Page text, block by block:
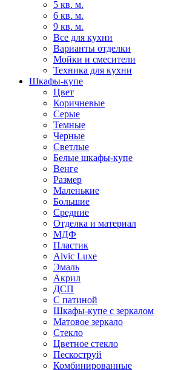
5 кв. м.
6 кв. м.
9 кв. м.
Все для кухни
Варианты отделки
Мойки и смесители
Техника для кухни
Шкафы-купе
Цвет
Коричневые
Серые
Темные
Черные
Светлые
Белые шкафы-купе
Венге
Размер
Маленькие
Большие
Средние
Отделка и материал
МДФ
Пластик
Alvic Luxe
Эмаль
Акрил
ДСП
С патиной
Шкафы-купе с зеркалом
Матовое зеркало
Стекло
Цветное стекло
Пескоструй
Комбинированные